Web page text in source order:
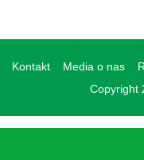
Kontakt Media o nas
Copyright